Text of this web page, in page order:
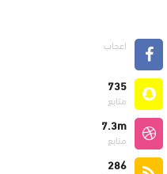
اعجاب
735
متابع
7.3m
متابع
286